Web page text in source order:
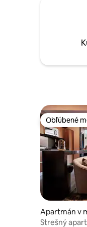
Obľúbené
Obľúbené
Apartmán v
Strešný